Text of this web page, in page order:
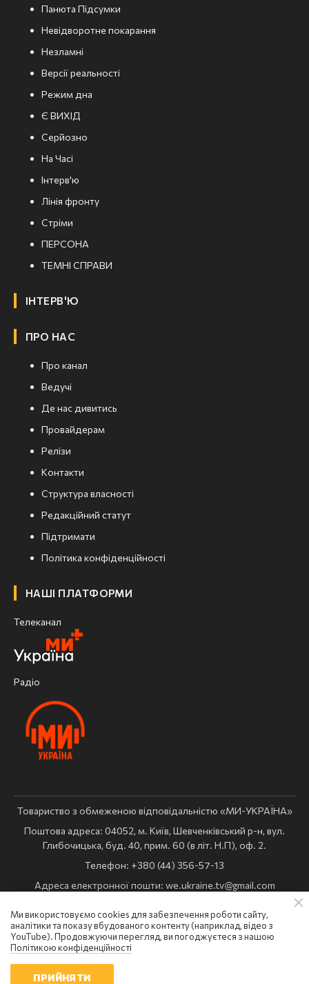
Панюта Підсумки
Невідворотне покарання
Незламні
Версії реальності
Режим дна
Є ВИХІД
Серйозно
На Часі
Інтерв'ю
Лінія фронту
Стріми
ПЕРСОНА
ТЕМНІ СПРАВИ
ІНТЕРВ'Ю
ПРО НАС
Про канал
Ведучі
Де нас дивитись
Провайдерам
Релізи
Контакти
Структура власності
Редакційний статут
Підтримати
Політика конфіденційності
НАШІ ПЛАТФОРМИ
Телеканал
Радіо
Товариство з обмеженою відповідальністю «МИ-УКРАЇНА»
Поштова адреса: 04052, м. Київ, Шевченківський р-н, вул.
Глибочицька, буд. 40, прим. 60 (в літ. Н.П), оф. 2.
Телефон: +380 (44) 356-57-13
Адреса електронної пошти: we.ukraine.tv@gmail.com
Ідентифікатор медіа в Реєстрі суб’єктів у сфері медіа: R10-
02365
Ми використовуємо cookies для забезпечення роботи сайту,
аналітики та показу вбудованого контенту (наприклад, відео з
YouTube). Продовжуючи перегляд, ви погоджуєтеся з нашою
Політикою конфіденційності
ПРИЙНЯТИ